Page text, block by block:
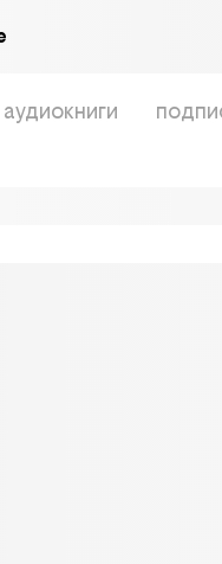
аудиокниги